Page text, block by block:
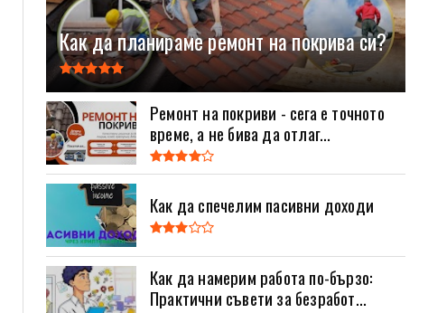
Как да планираме ремонт на покрива си?
Ремонт на покриви - сега е точното
време, а не бива да отлаг...
Как да спечелим пасивни доходи
Как да намерим работа по-бързо:
Практични съвети за безработ...